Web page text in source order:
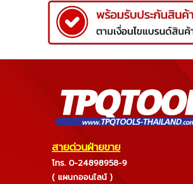
สายด่วนฝ่ายขาย
โทร. 0-24898958-9
( แผนกออนไลน์ )